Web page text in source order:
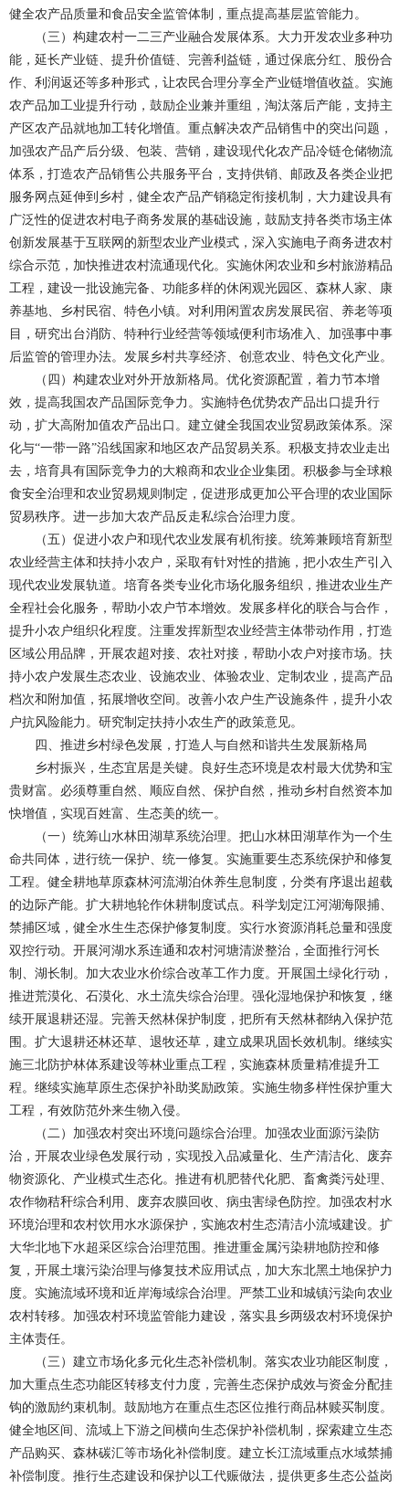
健全农产品质量和食品安全监管体制，重点提高基层监管能力。
（三）构建农村一二三产业融合发展体系。大力开发农业多种功
能，延长产业链、提升价值链、完善利益链，通过保底分红、股份合
作、利润返还等多种形式，让农民合理分享全产业链增值收益。实施
农产品加工业提升行动，鼓励企业兼并重组，淘汰落后产能，支持主
产区农产品就地加工转化增值。重点解决农产品销售中的突出问题，
加强农产品产后分级、包装、营销，建设现代化农产品冷链仓储物流
体系，打造农产品销售公共服务平台，支持供销、邮政及各类企业把
服务网点延伸到乡村，健全农产品产销稳定衔接机制，大力建设具有
广泛性的促进农村电子商务发展的基础设施，鼓励支持各类市场主体
创新发展基于互联网的新型农业产业模式，深入实施电子商务进农村
综合示范，加快推进农村流通现代化。实施休闲农业和乡村旅游精品
工程，建设一批设施完备、功能多样的休闲观光园区、森林人家、康
养基地、乡村民宿、特色小镇。对利用闲置农房发展民宿、养老等项
目，研究出台消防、特种行业经营等领域便利市场准入、加强事中事
后监管的管理办法。发展乡村共享经济、创意农业、特色文化产业。
（四）构建农业对外开放新格局。优化资源配置，着力节本增
效，提高我国农产品国际竞争力。实施特色优势农产品出口提升行
动，扩大高附加值农产品出口。建立健全我国农业贸易政策体系。深
化与“一带一路”沿线国家和地区农产品贸易关系。积极支持农业走出
去，培育具有国际竞争力的大粮商和农业企业集团。积极参与全球粮
食安全治理和农业贸易规则制定，促进形成更加公平合理的农业国际
贸易秩序。进一步加大农产品反走私综合治理力度。
（五）促进小农户和现代农业发展有机衔接。统筹兼顾培育新型
农业经营主体和扶持小农户，采取有针对性的措施，把小农生产引入
现代农业发展轨道。培育各类专业化市场化服务组织，推进农业生产
全程社会化服务，帮助小农户节本增效。发展多样化的联合与合作，
提升小农户组织化程度。注重发挥新型农业经营主体带动作用，打造
区域公用品牌，开展农超对接、农社对接，帮助小农户对接市场。扶
持小农户发展生态农业、设施农业、体验农业、定制农业，提高产品
档次和附加值，拓展增收空间。改善小农户生产设施条件，提升小农
户抗风险能力。研究制定扶持小农生产的政策意见。
四、推进乡村绿色发展，打造人与自然和谐共生发展新格局
乡村振兴，生态宜居是关键。良好生态环境是农村最大优势和宝
贵财富。必须尊重自然、顺应自然、保护自然，推动乡村自然资本加
快增值，实现百姓富、生态美的统一。
（一）统筹山水林田湖草系统治理。把山水林田湖草作为一个生
命共同体，进行统一保护、统一修复。实施重要生态系统保护和修复
工程。健全耕地草原森林河流湖泊休养生息制度，分类有序退出超载
的边际产能。扩大耕地轮作休耕制度试点。科学划定江河湖海限捕、
禁捕区域，健全水生生态保护修复制度。实行水资源消耗总量和强度
双控行动。开展河湖水系连通和农村河塘清淤整治，全面推行河长
制、湖长制。加大农业水价综合改革工作力度。开展国土绿化行动，
推进荒漠化、石漠化、水土流失综合治理。强化湿地保护和恢复，继
续开展退耕还湿。完善天然林保护制度，把所有天然林都纳入保护范
围。扩大退耕还林还草、退牧还草，建立成果巩固长效机制。继续实
施三北防护林体系建设等林业重点工程，实施森林质量精准提升工
程。继续实施草原生态保护补助奖励政策。实施生物多样性保护重大
工程，有效防范外来生物入侵。
（二）加强农村突出环境问题综合治理。加强农业面源污染防
治，开展农业绿色发展行动，实现投入品减量化、生产清洁化、废弃
物资源化、产业模式生态化。推进有机肥替代化肥、畜禽粪污处理、
农作物秸秆综合利用、废弃农膜回收、病虫害绿色防控。加强农村水
环境治理和农村饮用水水源保护，实施农村生态清洁小流域建设。扩
大华北地下水超采区综合治理范围。推进重金属污染耕地防控和修
复，开展土壤污染治理与修复技术应用试点，加大东北黑土地保护力
度。实施流域环境和近岸海域综合治理。严禁工业和城镇污染向农业
农村转移。加强农村环境监管能力建设，落实县乡两级农村环境保护
主体责任。
（三）建立市场化多元化生态补偿机制。落实农业功能区制度，
加大重点生态功能区转移支付力度，完善生态保护成效与资金分配挂
钩的激励约束机制。鼓励地方在重点生态区位推行商品林赎买制度。
健全地区间、流域上下游之间横向生态保护补偿机制，探索建立生态
产品购买、森林碳汇等市场化补偿制度。建立长江流域重点水域禁捕
补偿制度。推行生态建设和保护以工代赈做法，提供更多生态公益岗